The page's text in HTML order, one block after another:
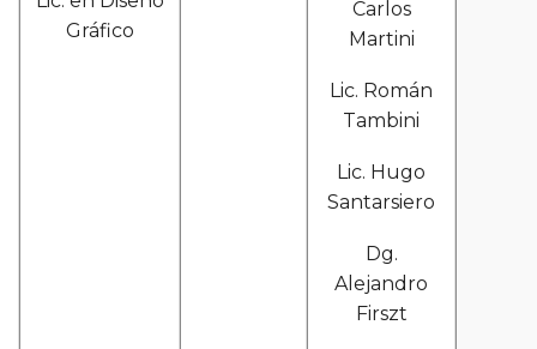
Gráfico
Carlos
Martini
Lic. Román
Tambini
Lic. Hugo
Santarsiero
Dg.
Alejandro
Firszt